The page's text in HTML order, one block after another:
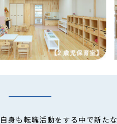
身も転職活動をする中で新た